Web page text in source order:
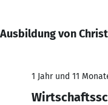
Ausbildung von
1 Jahr und 11